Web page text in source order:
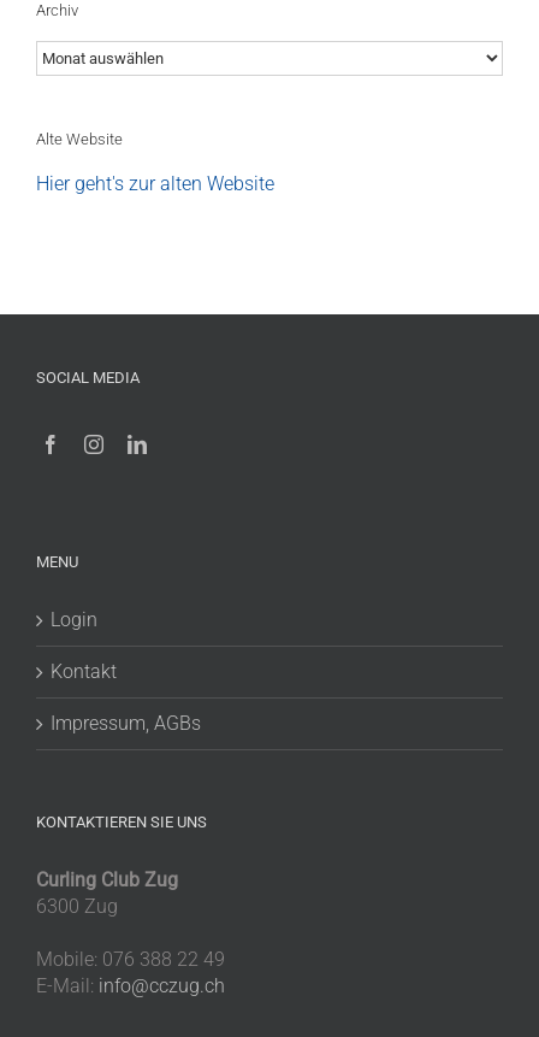
Archiv
Archiv
Alte Website
Hier geht's zur alten Website
SOCIAL MEDIA
MENU
Login
Kontakt
Impressum, AGBs
KONTAKTIEREN SIE UNS
Curling Club Zug
6300 Zug
Mobile: 076 388 22 49
E-Mail: info@cczug.ch